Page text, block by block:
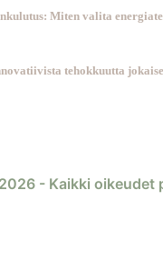
Miten valita
tehokkuutta
- Kaikki oikeudet